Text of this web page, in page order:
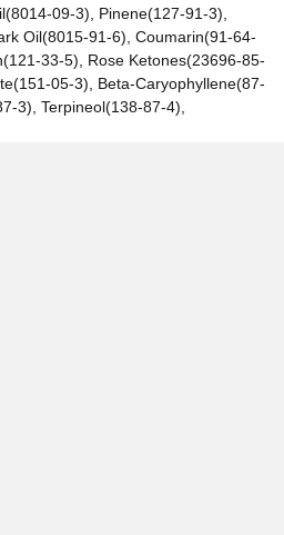
09-3), Pinene(127-91-3),
Oil(8015-91-6), Coumarin(91-64-
33-5), Rose Ketones(23696-85-
05-3), Beta-Caryophyllene(87-
3), Terpineol(138-87-4),